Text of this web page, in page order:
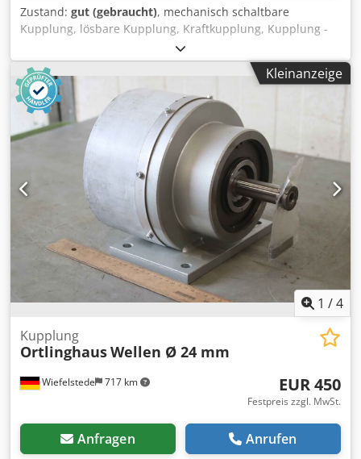
Zustand: gut (gebraucht), mechanisch schaltbare
Kupplung, lösbare Kupplung, Kraftkupplung, Kupplung -
Hersteller: Ortlinghaus, Kupplung Typ 100110405 35-12
-Übersetzung: i= 1:1 Codpfx Asik Ac Ujm Terf -Wellen: Ø
24x60 / 24x55 mm -Abmessungen: 405/212/H213 mm -
Gewicht: 41 kg
Kleinanzeige
1 /4
Wiefelstede 717 km
Kupplung
OrtlinghausWellen Ø 24 mm
EUR 450
Festpreis zzgl. MwSt.
Anfragen Anrufen